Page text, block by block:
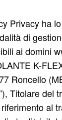
Privacy ha
di
ai domini
K-
Roncello
Titolare del
al